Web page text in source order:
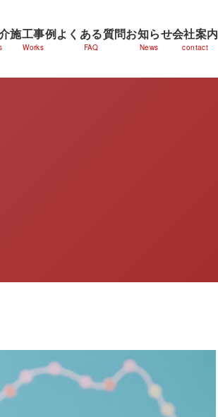
施工事例
Works
よくある質問
FAQ
お知らせ
News
会社案内
contact